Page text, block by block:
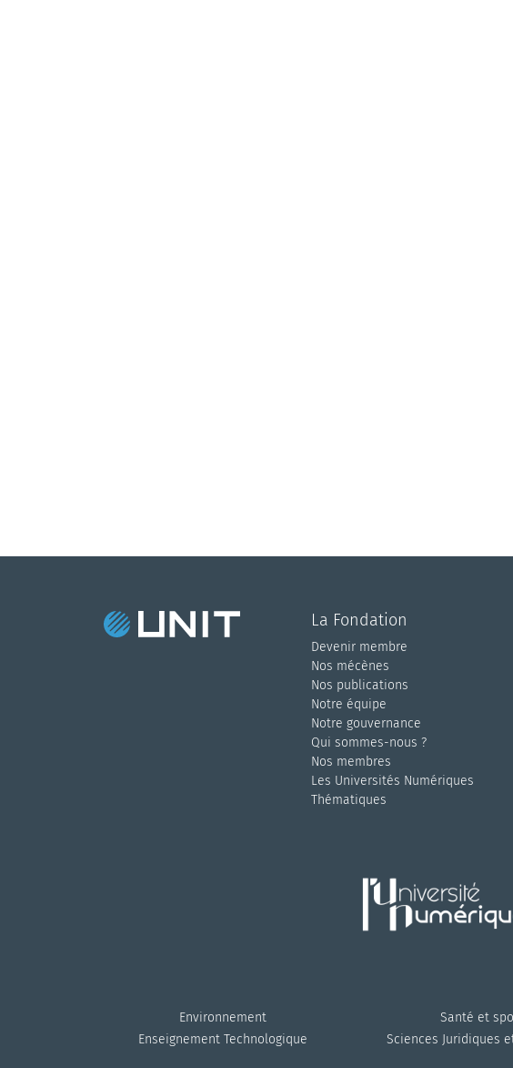
La Fondation
Devenir membre
Nos mécènes
Nos publications
Notre équipe
Notre gouvernance
Qui sommes-nous ?
Nos membres
Les Universités Numériques
Thématiques
Environnement
Enseignement Technologique
Santé et
Sciences Juridiques